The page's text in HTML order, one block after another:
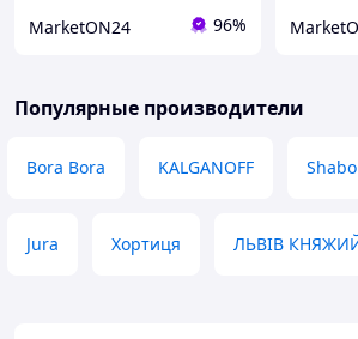
MarketON24 96%
Популярные производители
Bora Bora KALGANOFF Shabo
Jura Хортиця ЛЬВІВ